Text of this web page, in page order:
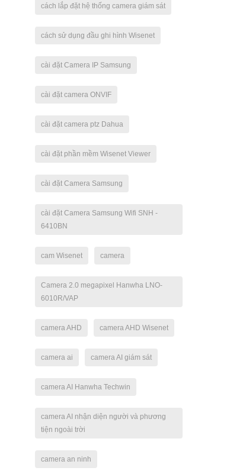
cách lắp đặt hệ thống camera giám sát
cách sử dụng đầu ghi hình Wisenet
cài đặt Camera IP Samsung
cài đặt camera ONVIF
cài đặt camera ptz Dahua
cài đặt phần mềm Wisenet Viewer
cài đặt Camera Samsung
cài đặt Camera Samsung Wifi SNH -
6410BN
cam Wisenet camera
Camera 2.0 megapixel Hanwha LNO-
6010R/VAP
camera AHD camera AHD Wisenet
camera ai camera AI giám sát
camera AI Hanwha Techwin
camera AI nhận diện người và phương
tiện ngoài trời
camera an ninh